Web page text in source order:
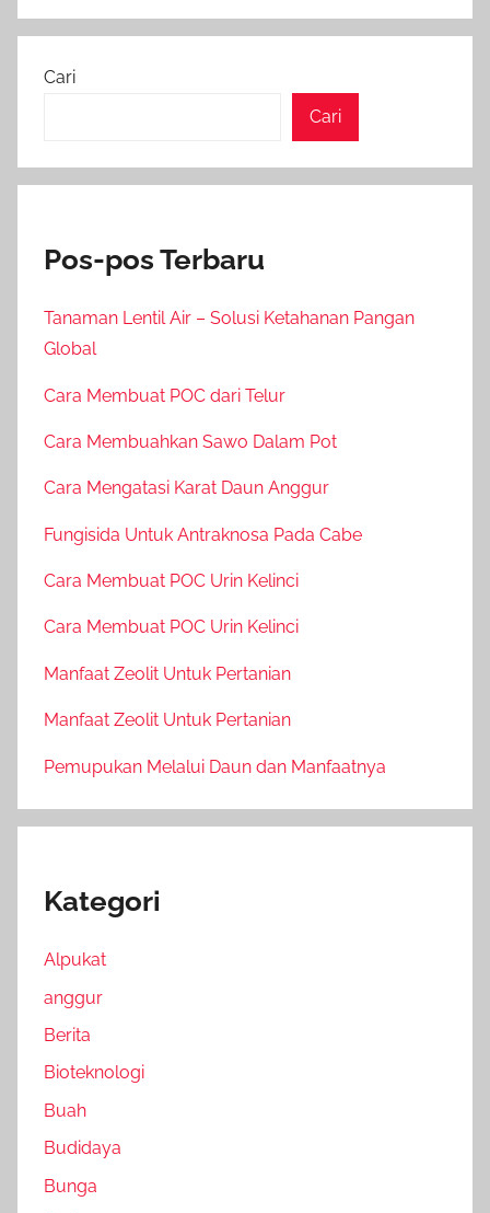
Cari
Cari
Pos-pos Terbaru
Tanaman Lentil Air – Solusi Ketahanan Pangan
Global
Cara Membuat POC dari Telur
Cara Membuahkan Sawo Dalam Pot
Cara Mengatasi Karat Daun Anggur
Fungisida Untuk Antraknosa Pada Cabe
Cara Membuat POC Urin Kelinci
Cara Membuat POC Urin Kelinci
Manfaat Zeolit Untuk Pertanian
Manfaat Zeolit Untuk Pertanian
Pemupukan Melalui Daun dan Manfaatnya
Kategori
Alpukat
anggur
Berita
Bioteknologi
Buah
Budidaya
Bunga